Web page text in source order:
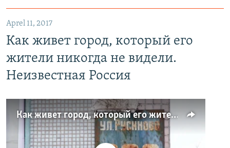
Aprel 11, 2017
Как живет город, который его
жители никогда не видели.
Неизвестная Россия
Как живет город, который его жители никогда не видели. Неизвестная Россия